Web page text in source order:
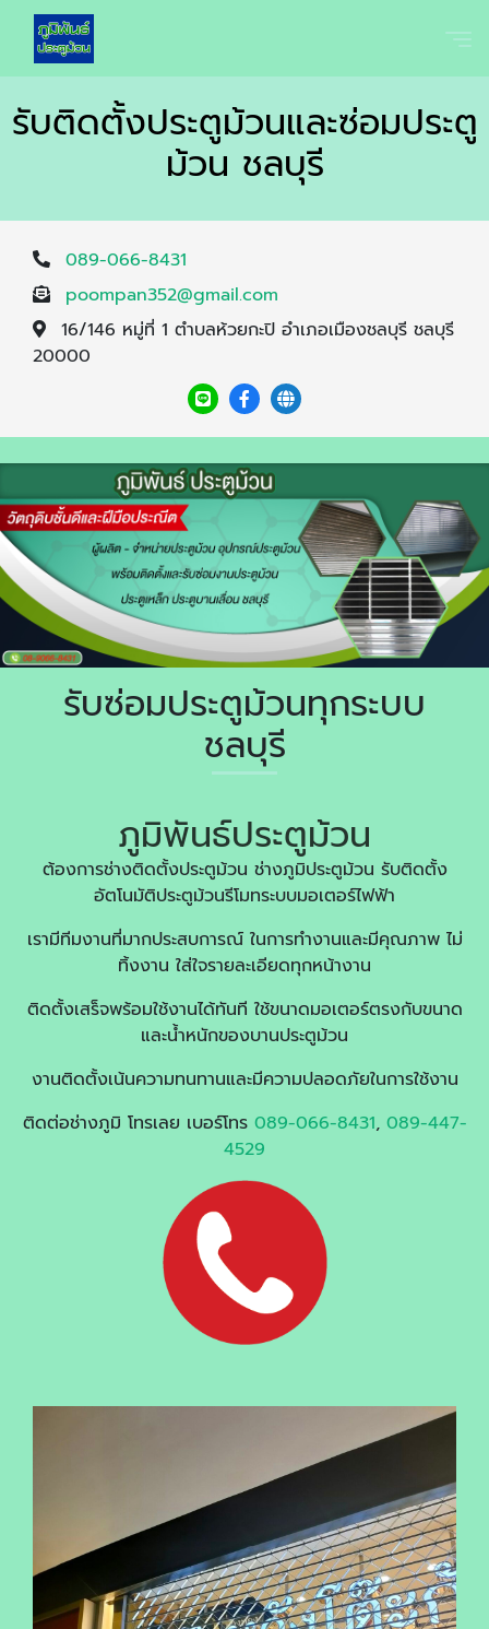
รับติดตั้งประตูม้วนและซ่อมประตู
ม้วน ชลบุรี
089-066-8431
poompan352@gmail.com
16/146 หมู่ที่ 1 ตำบลห้วยกะปิ อำเภอเมืองชลบุรี ชลบุรี
20000
รับซ่อมประตูม้วนทุกระบบ
ชลบุรี
ภูมิพันธ์ประตูม้วน
ต้องการช่างติดตั้งประตูม้วน ช่างภูมิประตูม้วน รับติดตั้ง
อัตโนมัติประตูม้วนรีโมทระบบมอเตอร์ไฟฟ้า
เรามีทีมงานที่มากประสบการณ์ ในการทำงานและมีคุณภาพ ไม่
ทิ้งงาน ใส่ใจรายละเอียดทุกหน้างาน
ติดตั้งเสร็จพร้อมใช้งานได้ทันที ใช้ขนาดมอเตอร์ตรงกับขนาด
และน้ำหนักของบานประตูม้วน
งานติดตั้งเน้นความทนทานและมีความปลอดภัยในการใช้งาน
ติดต่อช่างภูมิ โทรเลย เบอร์โทร 089-066-8431, 089-447-
4529